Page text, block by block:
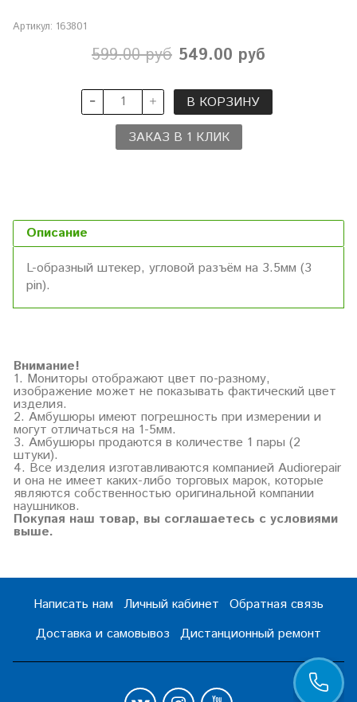
Артикул: 163801
599.00 руб 549.00 руб
В КОРЗИНУ
ЗАКАЗ В 1 КЛИК
Описание
L-образный штекер, угловой разъём на 3.5мм (3
pin).
Внимание!
1. Мониторы отображают цвет по-разному,
изображение может не показывать фактический цвет
изделия.
2. Амбушюры имеют погрешность при измерении и
могут отличаться на 1-5мм.
3. Амбушюры продаются в количестве 1 пары (2
штуки).
4. Все изделия изготавливаются компанией Audiorepair
и она не имеет каких-либо торговых марок, которые
являются собственностью оригинальной компании
наушников.
Покупая наш товар, вы соглашаетесь с условиями
выше.
Написать нам Личный кабинет
Обратная связь
Доставка и самовывоз
Дистанционный ремонт